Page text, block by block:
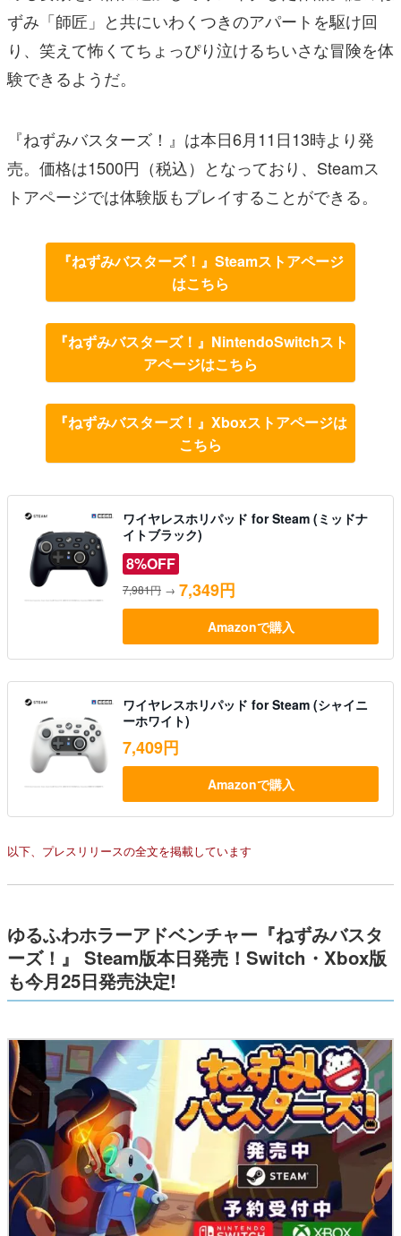
ずみ「師匠」と共にいわくつきのアパートを駆け回
り、笑えて怖くてちょっぴり泣けるちいさな冒険を体
験できるようだ。
『ねずみバスターズ！』は本日6月11日13時より発
売。価格は1500円（税込）となっており、Steamス
トアページでは体験版もプレイすることができる。
『ねずみバスターズ！』Steamストアページ
はこちら
『ねずみバスターズ！』NintendoSwitchスト
アページはこちら
『ねずみバスターズ！』Xboxストアページは
こちら
ワイヤレスホリパッド for Steam (ミッドナ
イトブラック)
8%OFF
7,981円 → 7,349円
Amazonで購入
ワイヤレスホリパッド for Steam (シャイニ
ーホワイト)
7,409円
Amazonで購入
以下、プレスリリースの全文を掲載しています
ゆるふわホラーアドベンチャー『ねずみバスタ
ーズ！』 Steam版本日発売！Switch・Xbox版
も今月25日発売決定!